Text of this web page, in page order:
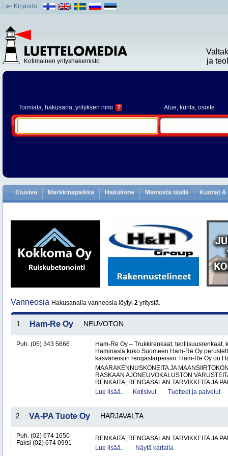
Kirjaudu
Kotimainen yrityshakemisto
ja
Toimiala, hakusana, yrityksen nimi ? Alue, kunta, osoite
Etusivu Markkinapaikka Hakukone Mainosta täällä Kunnat
Vanneosia Hakusanalla vanneosia löytyi 2 yritystä.
1. Ham-Re Oy NEUVOTON
Puh. (05) 343 5666
Ham-Re Oy – Trukkirenkaat, teollisuusrenkaat,
Haminasta koko Suomeen Ham-Re Oy
kasvaneisiin rengastarpeisiin. Ham-Re Oy on
MAARAKENNUSKONEITA JA
RASKAAN AJONEUVOKALUSTON
RENKAITA, RENGASALAN TARVIKKEITA JA
Lue lisää..
Kotisivut Tuotteet ja palvelut
2. VA-PA Tuote Oy HARJAVALTA
Puh. (02) 674 1650
Faksi (02) 674 0991
RENKAITA, RENGASALAN TARVIKKEITA JA
Lue lisää..
Näytä kartalla